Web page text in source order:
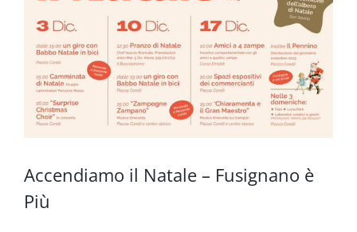
Accendiamo il Natale – Fusignano è
Più